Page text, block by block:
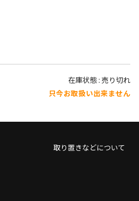
在庫状態 : 売り切れ
只今お取扱い出来ません
取り置きなどについて